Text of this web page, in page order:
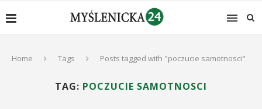
Home Tags Posts tagged with "poczucie samotnosci"
TAG: POCZUCIE SAMOTNOSCI